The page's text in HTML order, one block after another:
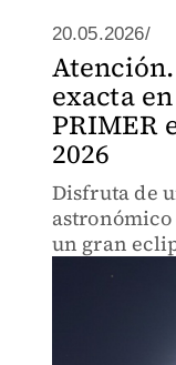
20.05.2026/
exacta
PRIMER
2026
Disfruta de
un gran